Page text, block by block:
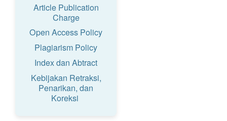
Article Publication
Charge
Open Access Policy
Plagiarism Policy
Index dan Abtract
Kebijakan Retraksi,
Penarikan, dan
Koreksi